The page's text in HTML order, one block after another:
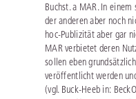
Buchst. a MAR. In
der anderen aber noch
hoc-Publizität aber gar
MAR verbietet deren
sollen eben
veröffentlicht werden
(vgl. Buck-Heeb in: